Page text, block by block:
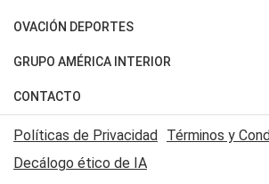
Política
Judiciales
Economia
Horóscopo
Motores
Trucos caseros
Series y Películas
Edictos y Solicitadas
OVACIÓN DEPORTES
Fútbol
Mundial
Automovilismo
Rugby
GRUPO AMÉRICA INTERIOR
Canal 7 en Vivo
CONTACTO
Acerca de Nosotros
Contactanos
Políticas de Privacidad Términos y
Decálogo ético de IA